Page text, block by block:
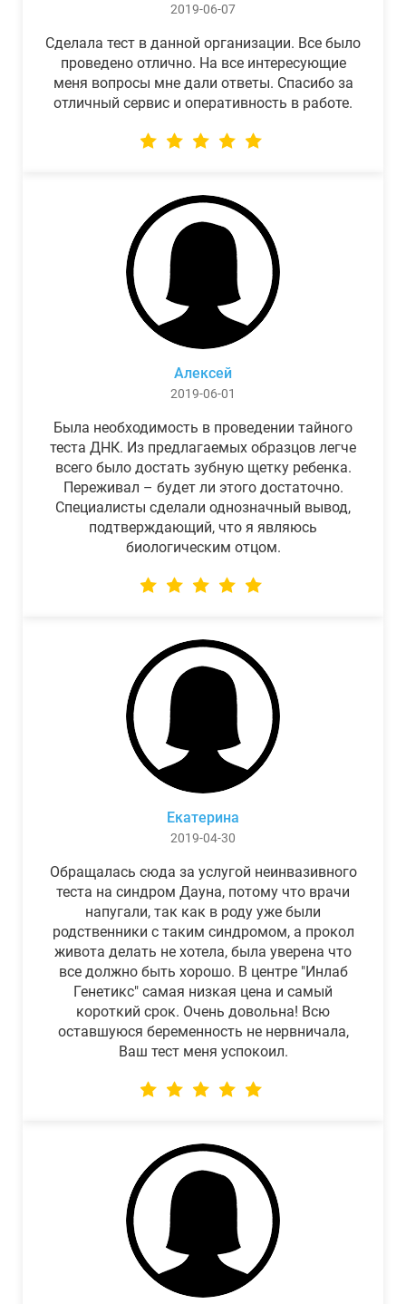
2019-06-07
Сделала тест в данной организации. Все было
проведено отлично. На все интересующие
меня вопросы мне дали ответы. Спасибо за
отличный сервис и оперативность в работе.
Алексей
2019-06-01
Была необходимость в проведении тайного
теста ДНК. Из предлагаемых образцов легче
всего было достать зубную щетку ребенка.
Переживал – будет ли этого достаточно.
Специалисты сделали однозначный вывод,
подтверждающий, что я являюсь
биологическим отцом.
Екатерина
2019-04-30
Обращалась сюда за услугой неинвазивного
теста на синдром Дауна, потому что врачи
напугали, так как в роду уже были
родственники с таким синдромом, а прокол
живота делать не хотела, была уверена что
все должно быть хорошо. В центре "Инлаб
Генетикс" самая низкая цена и самый
короткий срок. Очень довольна! Всю
оставшуюся беременность не нервничала,
Ваш тест меня успокоил.